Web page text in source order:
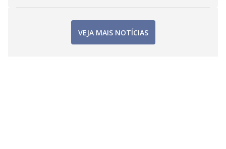
VEJA MAIS NOTÍCIAS